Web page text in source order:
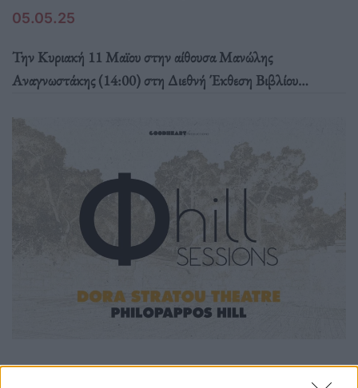
05.05.25
Την Κυριακή 11 Μαϊου στην αίθουσα Μανώλης
Αναγνωστάκης (14:00) στη Διεθνή Έκθεση Βιβλίου
Εκκοκκιστήριο Ιδεών στη Βέροια.